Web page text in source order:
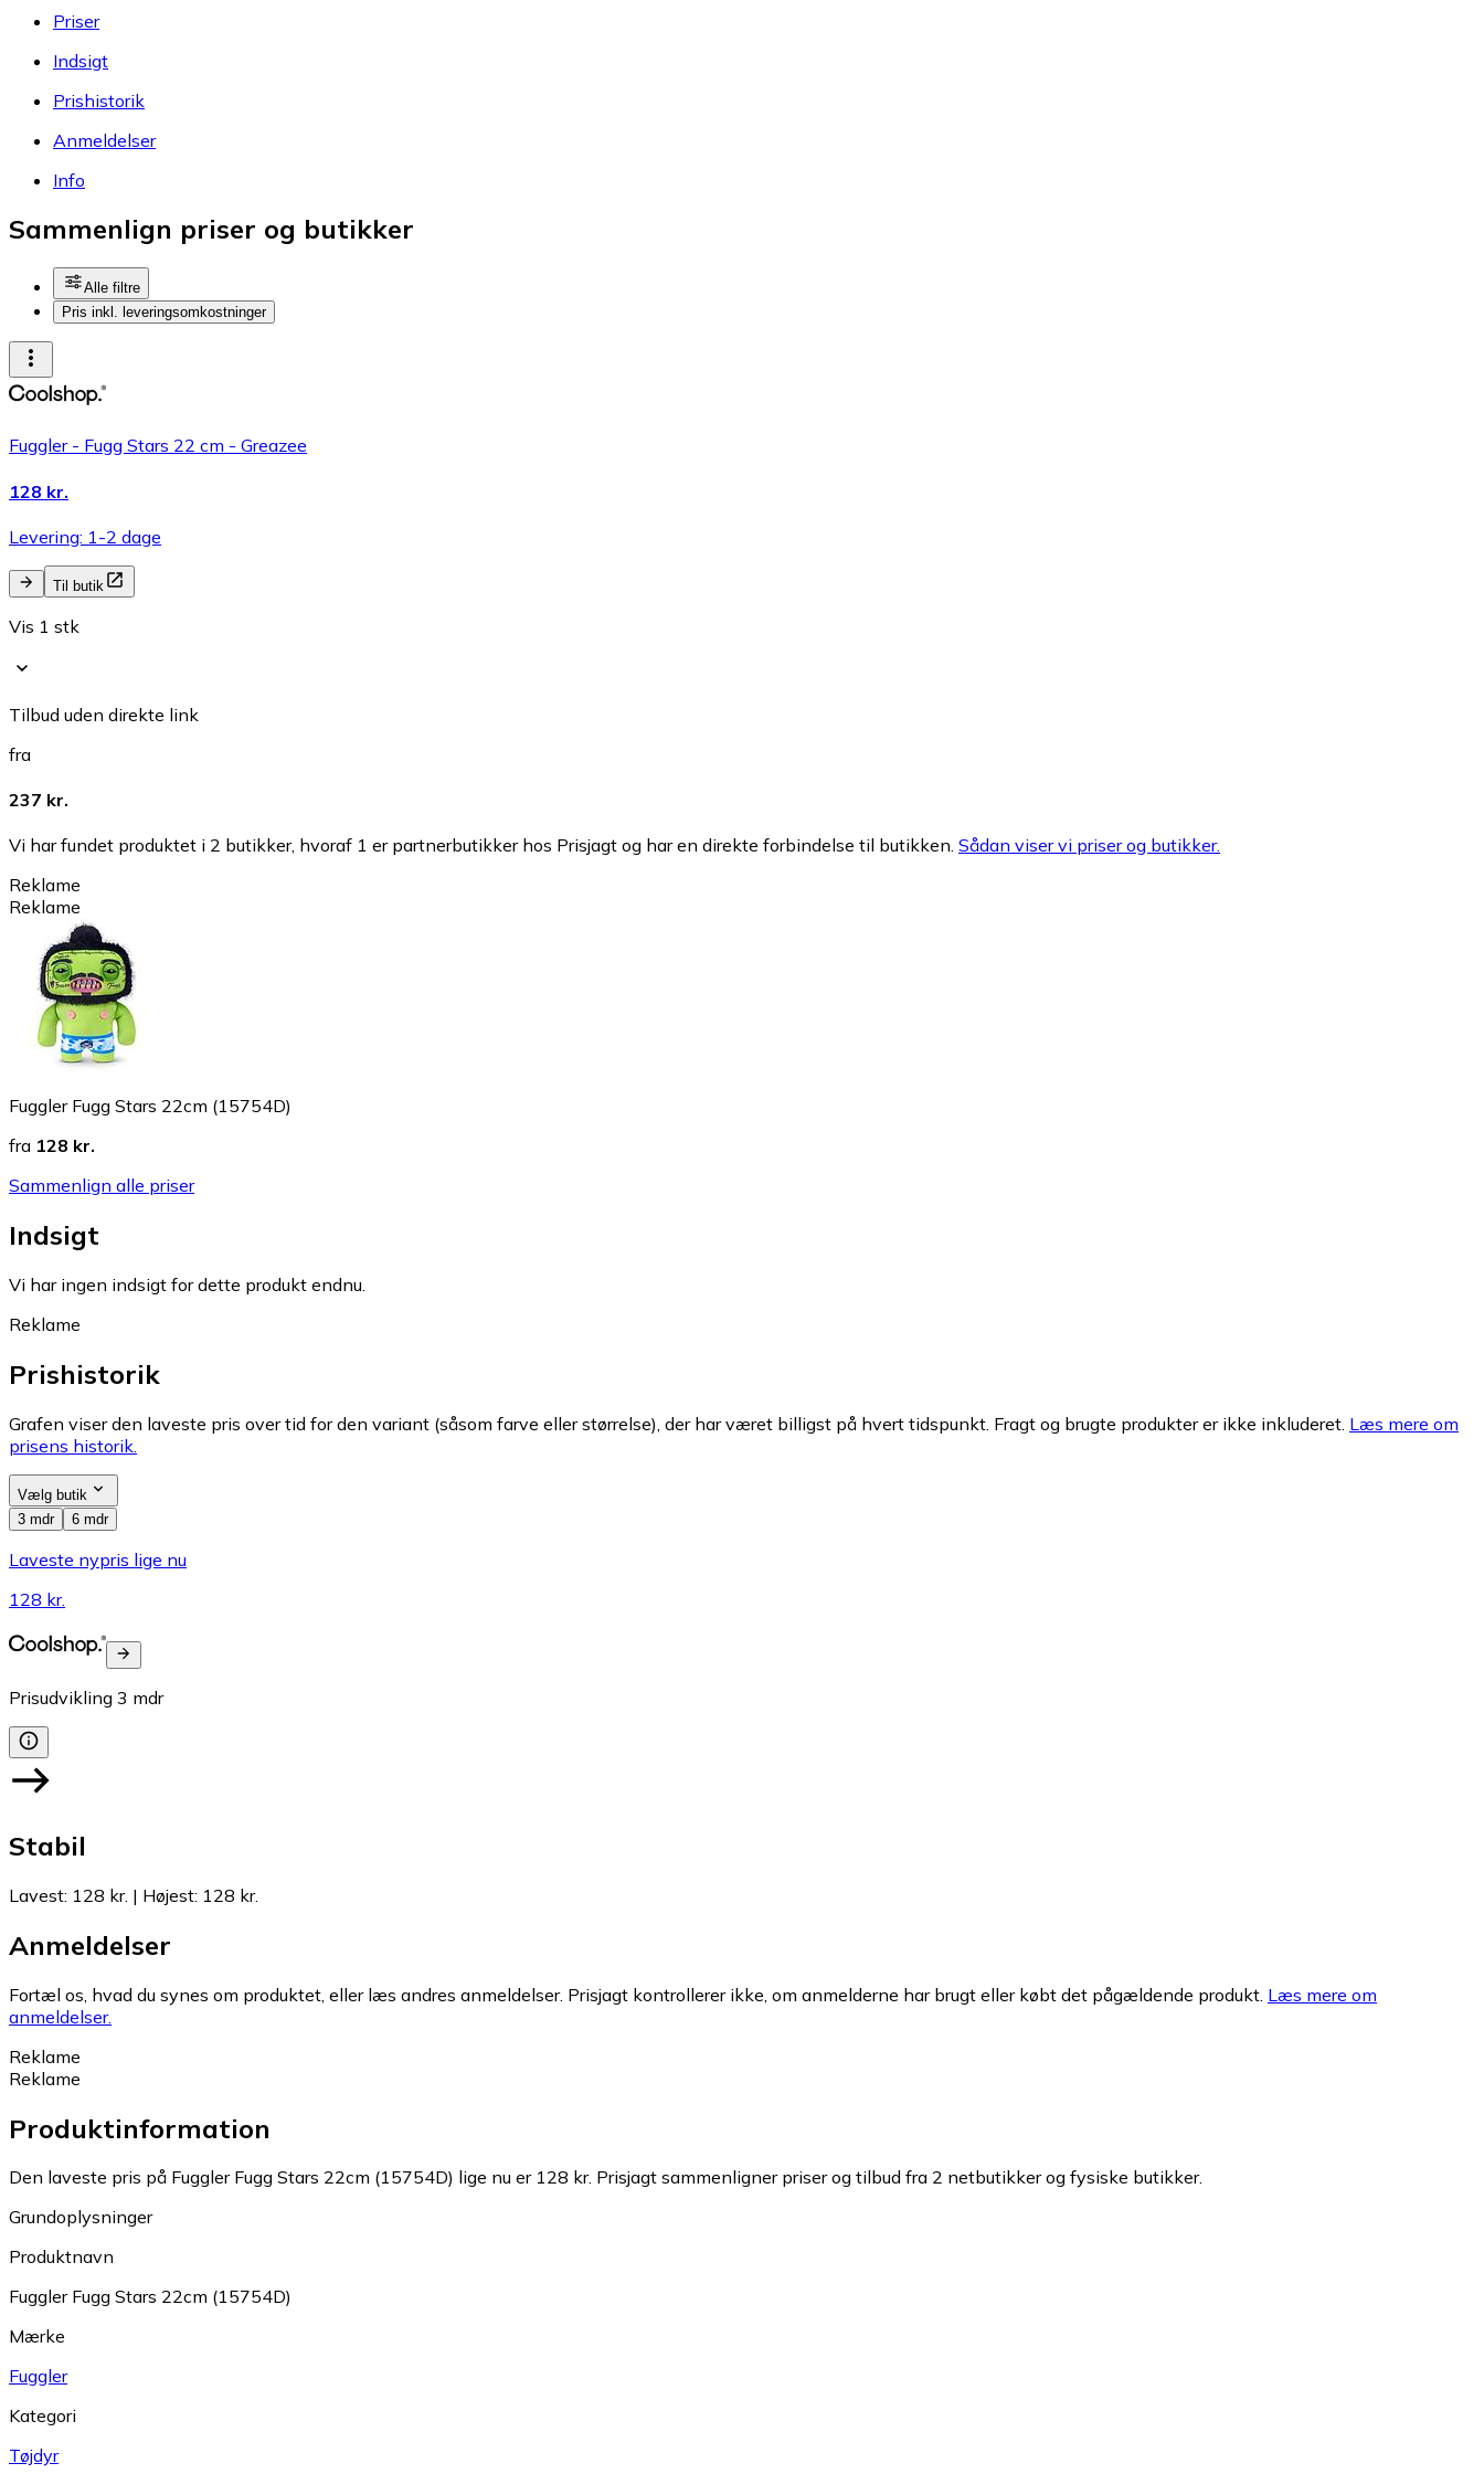
Priser
Indsigt
Prishistorik
Anmeldelser
Info
Sammenlign priser og butikker
Alle filtre
Pris inkl. leveringsomkostninger
Fuggler - Fugg Stars 22 cm - Greazee
128 kr.
Levering: 1-2 dage
Til butik
Vis 1 stk
Tilbud uden direkte link
fra
237 kr.
Vi har fundet produktet i 2 butikker, hvoraf 1 er partnerbutikker hos Prisjagt og har en direkte forbindelse til butikken. Sådan viser vi priser og butikker.
Reklame
Reklame
Fuggler Fugg Stars 22cm (15754D)
fra 128 kr.
Sammenlign alle priser
Indsigt
Vi har ingen indsigt for dette produkt endnu.
Reklame
Prishistorik
Grafen viser den laveste pris over tid for den variant (såsom farve eller størrelse), der har været billigst på hvert tidspunkt. Fragt og brugte produkter er ikke inkluderet. Læs mere om
prisens historik.
Vælg butik
3 mdr
6 mdr
Laveste nypris lige nu
128 kr.
Prisudvikling 3 mdr
Stabil
Lavest: 128 kr. | Højest: 128 kr.
Anmeldelser
Fortæl os, hvad du synes om produktet, eller læs andres anmeldelser. Prisjagt kontrollerer ikke, om anmelderne har brugt eller købt det pågældende produkt. Læs mere om
anmeldelser.
Reklame
Reklame
Produktinformation
Den laveste pris på Fuggler Fugg Stars 22cm (15754D) lige nu er 128 kr. Prisjagt sammenligner priser og tilbud fra 2 netbutikker og fysiske butikker.
Grundoplysninger
Produktnavn
Fuggler Fugg Stars 22cm (15754D)
Mærke
Fuggler
Kategori
Tøjdyr